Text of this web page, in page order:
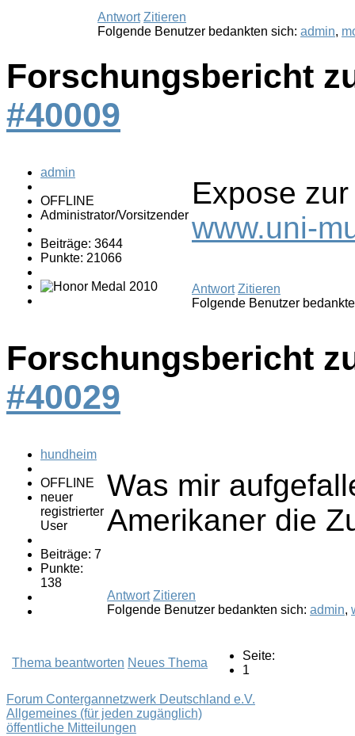
Antwort Zitieren
Folgende Benutzer bedankten sich: admin,
Forschungsbericht
#40009
admin
OFFLINE
Administrator/Vorsitzender
Beiträge: 3644
Punkte: 21066
Expose
www.uni-
Antwort Zitieren
Folgende Benutzer
Forschungsbericht
#40029
hundheim
OFFLINE
neuer
registrierter
User
Beiträge: 7
Punkte:
138
Was mir
Amerikaner die
Antwort Zitieren
Folgende Benutzer bedankten sich: admin,
Thema beantworten Neues Thema
Seite:
1
Forum Contergannetzwerk Deutschland e.V.
Allgemeines (für jeden zugänglich)
öffentliche Mitteilungen